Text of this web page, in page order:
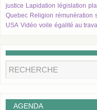
justice Lapidation législation
Quebec Religion rémunération
USA Vidéo voile égalité au
AGENDA